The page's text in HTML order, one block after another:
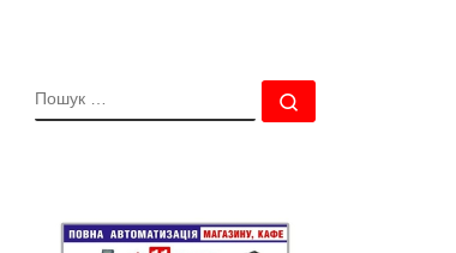
ПОШУК